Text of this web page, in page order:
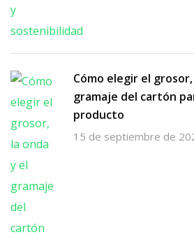
Cómo elegir el
gramaje del cartón
producto
15 de septiembre de